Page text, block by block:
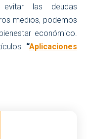
las deudas
medios, podemos
económico.
“Aplicaciones